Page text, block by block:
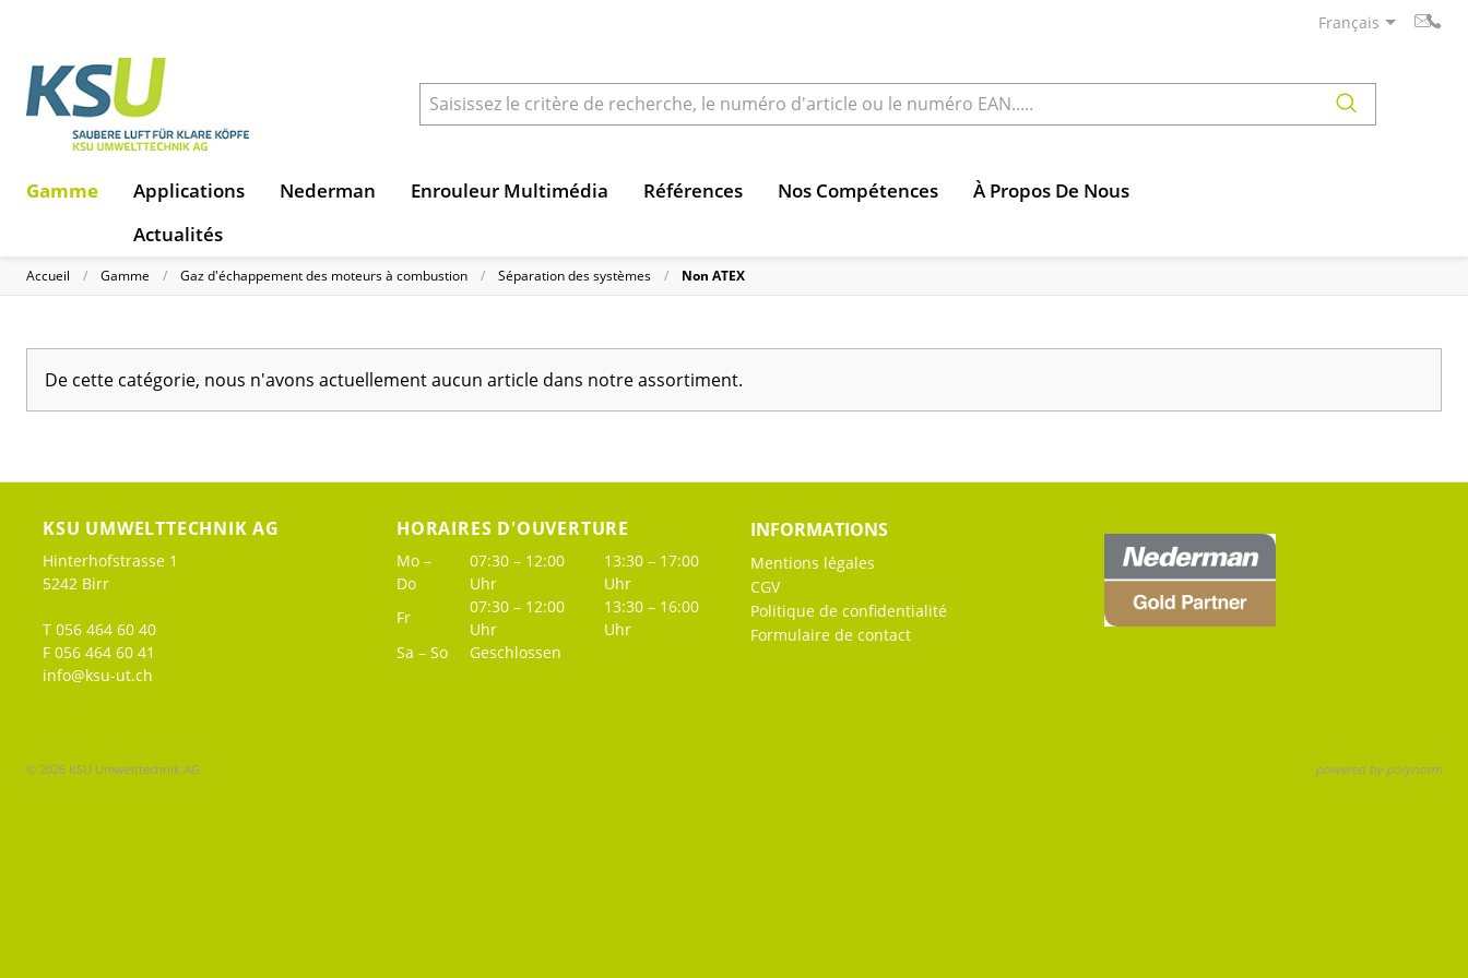
Français
Gamme Applications Nederman Enrouleur Multimédia Références Nos Compétences
À Propos De Nous
Actualités
Accueil Gamme Gaz d'échappement des moteurs à combustion Séparation des systèmes Non ATEX
De cette catégorie, nous n'avons actuellement aucun article dans notre assortiment.
KSU UMWELTTECHNIK AG
Hinterhofstrasse 1
5242 Birr
T 056 464 60 40
F 056 464 60 41
info@ksu-ut.ch
HORAIRES D'OUVERTURE
Mo –
Do
07:30 – 12:00
Uhr
13:30 – 17:00
Uhr
Fr
07:30 – 12:00
Uhr
13:30 – 16:00
Uhr
Sa – So
Geschlossen
INFORMATIONS
Mentions légales
CGV
Politique de confidentialité
Formulaire de contact
© 2026 KSU Umwelttechnik AG powered by polynorm